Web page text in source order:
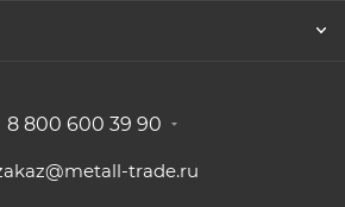
8 800 600 39 90
trade.ru